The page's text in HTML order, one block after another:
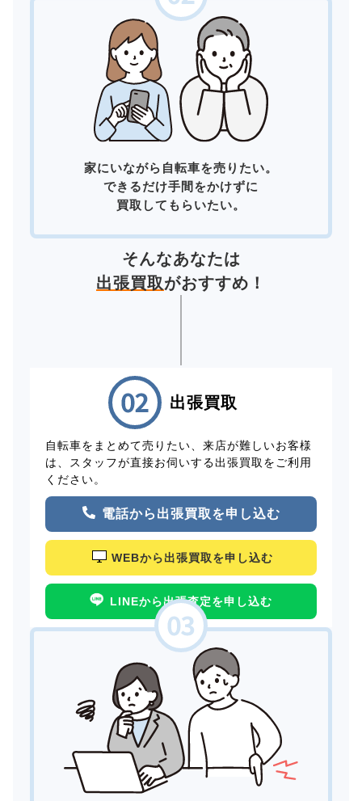
家にいながら自転車を売りたい。
できるだけ手間をかけずに
買取してもらいたい。
そんなあなたは
出張買取がおすすめ！
出張買取
自転車をまとめて売りたい、来店が難しいお客様
は、スタッフが直接お伺いする出張買取をご利用
ください。
電話から出張買取を申し込む
WEBから出張買取を申し込む
LINEから出張査定を申し込む